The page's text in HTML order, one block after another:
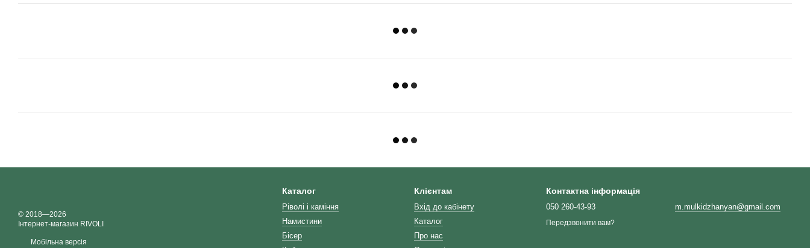
© 2018—2026
Інтернет-магазин RIVOLI
Мобільна версія
Каталог
Ріволі і каміння
Намистини
Бісер
Клієнтам
Вхід до кабінету
Каталог
Про нас
Контактна інформація
050 260-43-93
Передзвонити вам?
m.mulkidzhanyan@gmail.com